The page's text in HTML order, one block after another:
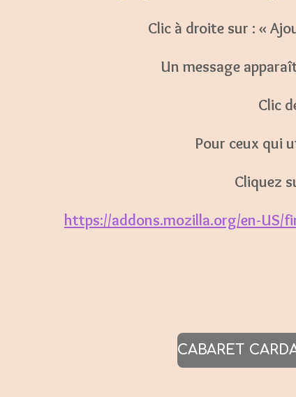
Clic à droite sur : «
Un message
Clic
Pour ceux qui
Cliquez
https://addons.mozilla.org/en-US/
CABARET